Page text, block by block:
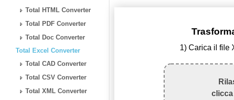
Total HTML Converter
Total PDF Converter
Total Doc Converter
Total Excel Converter
Total CAD Converter
Total CSV Converter
Total XML Converter
1) Carica il file